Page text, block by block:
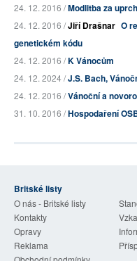
24. 12. 2016 /Modlitba za
24. 12. 2016 /Jiří Drašnar O
genetickém kódu
24. 12. 2016 /K Vánocům
24. 12. 2024 /J.S. Bach,
24. 12. 2016 /Vánoční a
31. 10. 2016 /Hospodaření
Britské listy
O nás - Britské listy
Kontakty
Opravy
Reklama